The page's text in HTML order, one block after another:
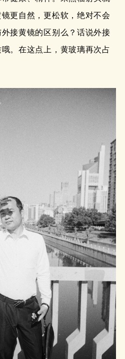
更自然，更松软，绝对不会
接黄镜的区别么？话说外接
。在这点上，黄玻璃再次占